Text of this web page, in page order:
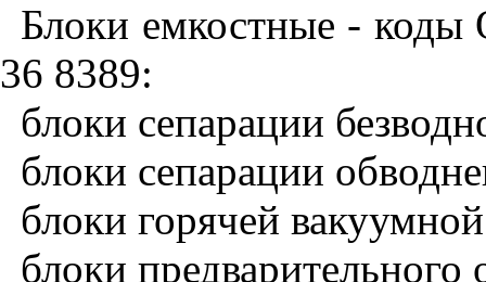
Блоки емкостные -
36 8389:
блоки сепарации
блоки сепарации
блоки горячей
блоки